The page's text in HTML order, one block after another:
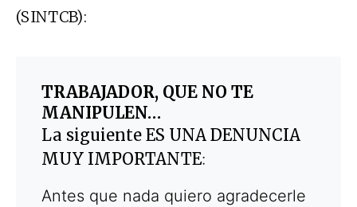
(SINTCB):
TRABAJADOR, QUE NO TE
MANIPULEN…
La siguiente ES UNA DENUNCIA
MUY IMPORTANTE:
Antes que nada quiero agradecerle